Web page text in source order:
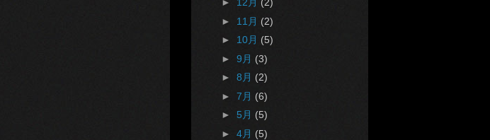
► 11月 (2)
► 10月 (5)
► 9月 (3)
► 8月 (2)
► 7月 (6)
► 5月 (5)
► 4月 (5)